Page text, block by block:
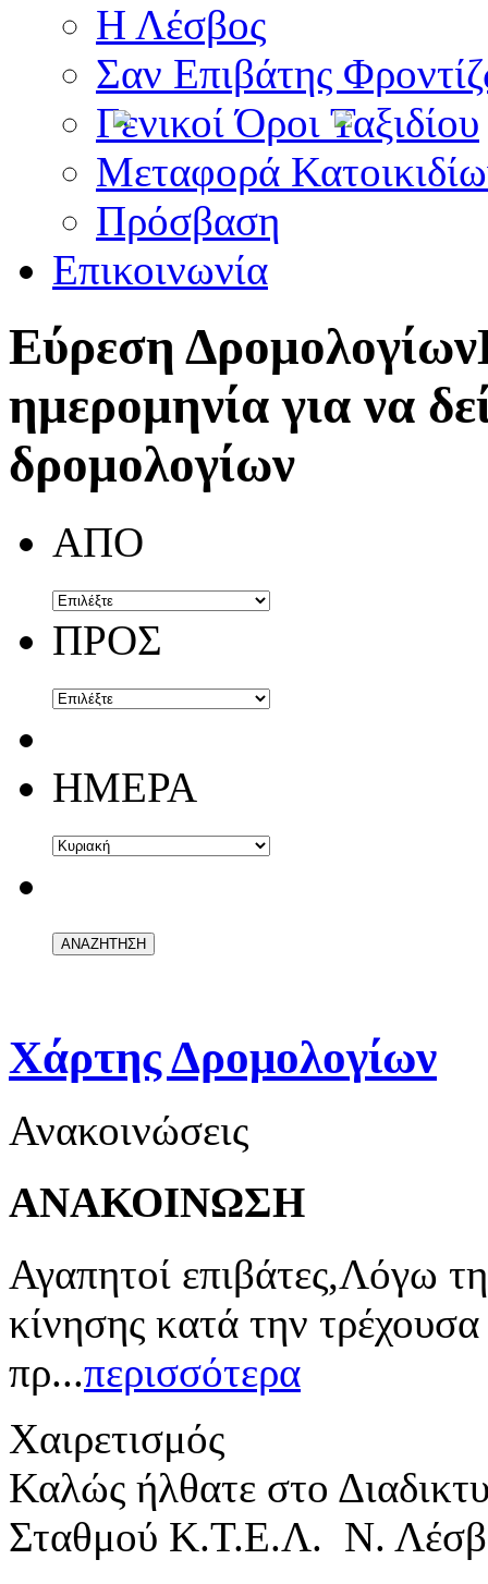
Η Λέσβος
Σαν Επιβάτης
Γενικοί Όροι Ταξιδίου
Μεταφορά
Πρόσβαση
Επικοινωνία
Εύρεση Δρομολογίων
ημερομηνία για να
δρομολογίων
ΑΠΟ
ΠΡΟΣ
ΗΜΕΡΑ
Χάρτης Δρομολογίων
Ανακοινώσεις
ΑΝΑΚΟΙΝΩΣΗ
Αγαπητοί επιβάτες,Λόγω
κίνησης κατά την
πρ...περισσότερα
Χαιρετισμός
Καλώς ήλθατε στο
Σταθμού Κ.Τ.Ε.Λ. Ν.